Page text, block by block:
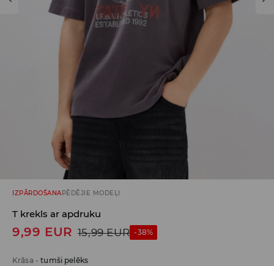
IZPĀRDOŠANA PĒDĒJIE MODEĻI
T krekls ar apdruku
9,99 EUR 15,99 EUR -38%
Krāsa -tumši pelēks